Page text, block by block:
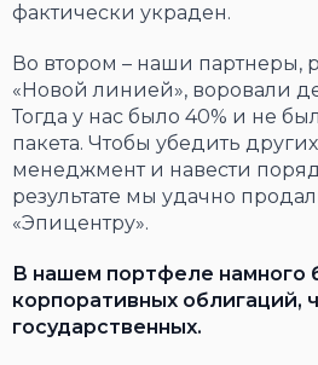
фактически украден.
Во втором – наши партнеры,
«Новой линией», воровали
Тогда у нас было 40% и не
пакета. Чтобы убедить
менеджмент и навести
результате мы удачно
«Эпицентру».
В нашем портфеле намного
корпоративных облигаций,
государственных.